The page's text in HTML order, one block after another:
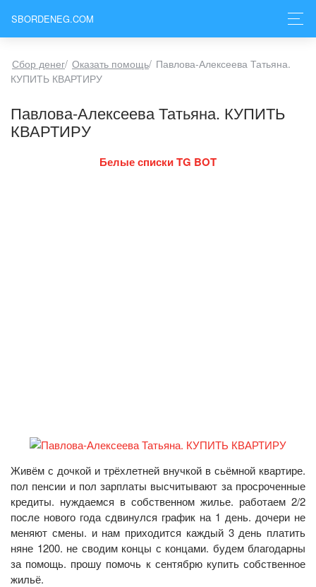
SBORDENEG.COM
Сбор денег/ Оказать помощь/ Павлова-Алексеева Татьяна.
КУПИТЬ КВАРТИРУ
Павлова-Алексеева Татьяна. КУПИТЬ
КВАРТИРУ
Белые списки TG BOT
Живём с дочкой и трёхлетней внучкой в сьёмной квартире.
пол пенсии и пол зарплаты высчитывают за просроченные
кредиты. нуждаемся в собственном жилье. работаем 2/2
после нового года сдвинулся график на 1 день. дочери не
меняют смены. и нам приходится каждый 3 день платить
няне 1200. не сводим концы с концами. будем благодарны
за помощь. прошу помочь к сентябрю купить собственное
жильё.